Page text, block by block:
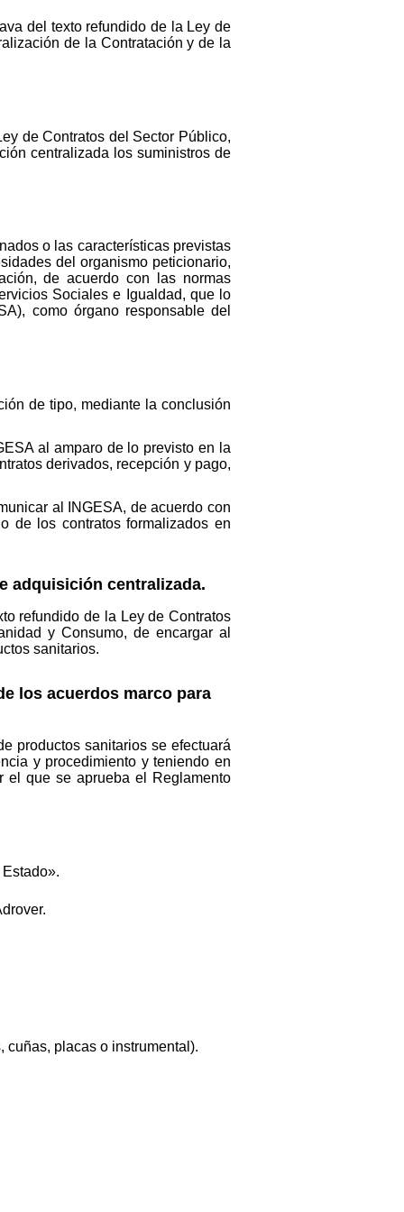
del texto refundido de la Ley de
de la Contratación y de la
de Contratos del Sector Público,
centralizada los suministros de
o las características previstas
del organismo peticionario,
de acuerdo con las normas
Sociales e Igualdad, que lo
como órgano responsable del
de tipo, mediante la conclusión
al amparo de lo previsto en la
derivados, recepción y pago,
al INGESA, de acuerdo con
de los contratos formalizados en
adquisición centralizada.
refundido de la Ley de Contratos
y Consumo, de encargar al
sanitarios.
los acuerdos marco para
productos sanitarios se efectuará
y procedimiento y teniendo en
el que se aprueba el Reglamento
cuñas, placas o instrumental).